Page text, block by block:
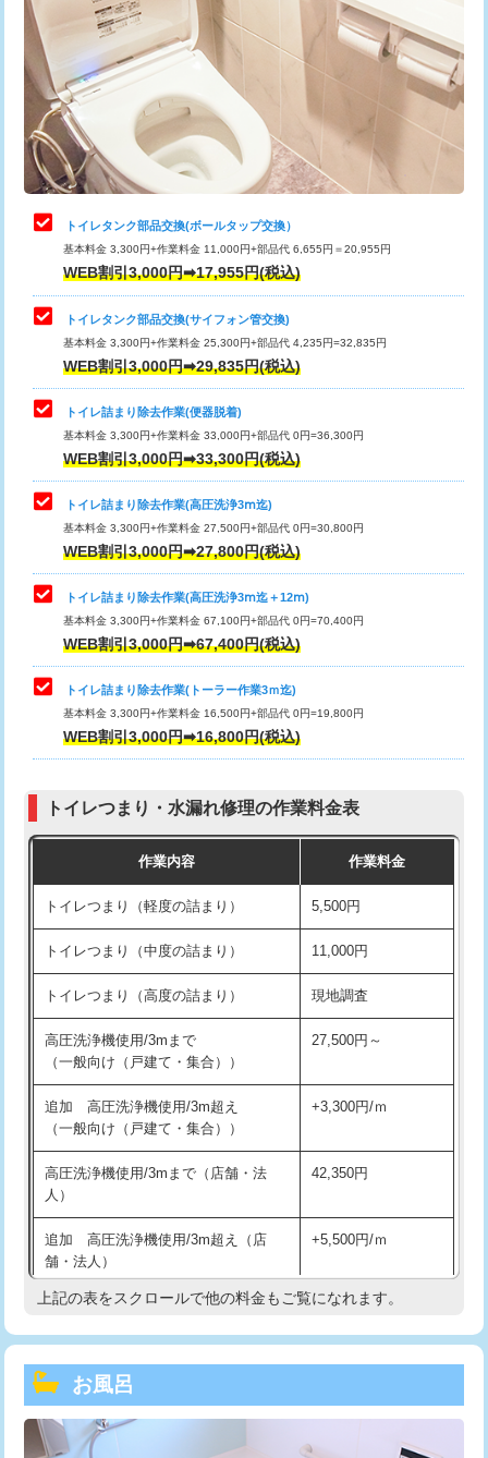
トイレタンク部品交換(ボールタップ交換）
基本料金 3,300円+作業料金 11,000円+部品代 6,655円＝20,955円
WEB割引3,000円➡17,955円(税込)
トイレタンク部品交換(サイフォン管交換)
基本料金 3,300円+作業料金 25,300円+部品代 4,235円=32,835円
WEB割引3,000円➡29,835円(税込)
トイレ詰まり除去作業(便器脱着)
基本料金 3,300円+作業料金 33,000円+部品代 0円=36,300円
WEB割引3,000円➡33,300円(税込)
トイレ詰まり除去作業(高圧洗浄3ⅿ迄)
基本料金 3,300円+作業料金 27,500円+部品代 0円=30,800円
WEB割引3,000円➡27,800円(税込)
トイレ詰まり除去作業(高圧洗浄3ⅿ迄＋12ⅿ)
基本料金 3,300円+作業料金 67,100円+部品代 0円=70,400円
WEB割引3,000円➡67,400円(税込)
トイレ詰まり除去作業(トーラー作業3ｍ迄)
基本料金 3,300円+作業料金 16,500円+部品代 0円=19,800円
WEB割引3,000円➡16,800円(税込)
トイレつまり・水漏れ修理の作業料金表
作業内容 作業料金
トイレつまり（軽度の詰まり） 5,500円
トイレつまり（中度の詰まり） 11,000円
トイレつまり（高度の詰まり） 現地調査
高圧洗浄機使用/3mまで
（一般向け（戸建て・集合））
27,500円～
追加 高圧洗浄機使用/3m超え
（一般向け（戸建て・集合））
+3,300円/ｍ
高圧洗浄機使用/3mまで（店舗・法
人）
42,350円
追加 高圧洗浄機使用/3m超え（店
舗・法人）
+5,500円/ｍ
高度高圧洗浄換 現地調査
トーラー機使用/3mまで
追加トーラー機使用/3m超え
上記の表をスクロールで他の料金もご覧になれます。
お風呂